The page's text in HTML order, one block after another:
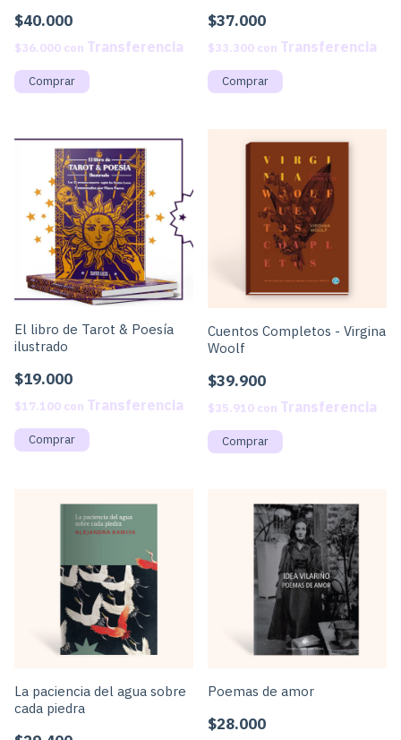
$40.000
$36.000 con
$37.000
$33.300 con
El libro de Tarot & Poesía
ilustrado
$19.000
$17.100 con
Cuentos Completos - Virgina
Woolf
$39.900
$35.910 con
La paciencia del agua sobre
cada piedra
Poemas de amor
$28.000